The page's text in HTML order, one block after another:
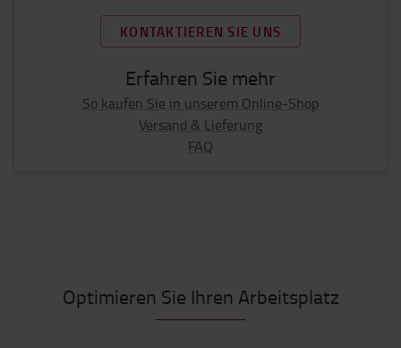
KONTAKTIEREN SIE UNS
Erfahren Sie mehr
So kaufen Sie in unserem Online-Shop
Versand & Lieferung
FAQ
Optimieren Sie Ihren Arbeitsplatz